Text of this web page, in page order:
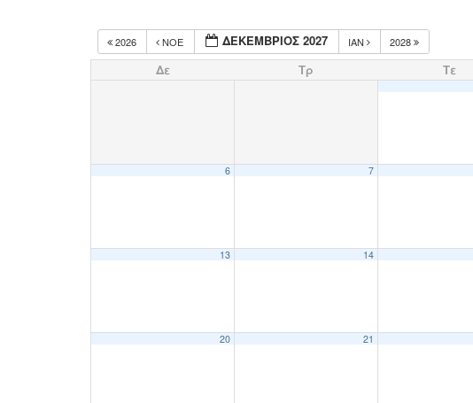
2026 ΝΟΈ ΔΕΚΈΜΒΡΙΟΣ 2027 ΙΑΝ 2028
Δε Τρ Τε
6 7
13 14
20 21